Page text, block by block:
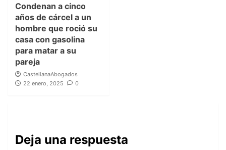
Condenan a cinco
años de cárcel a un
hombre que roció su
casa con gasolina
para matar a su
pareja
CastellanaAbogados
22 enero, 2025
0
Deja una respuesta